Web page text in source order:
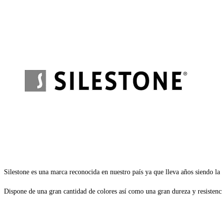
Silestone es una marca reconocida en nuestro país ya que lleva años siendo
Dispone de una gran cantidad de colores así como una gran dureza y